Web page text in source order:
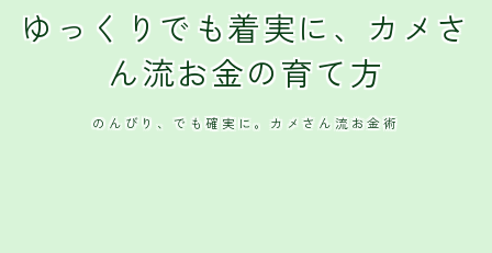
ゆっくりでも着実に、カメさ
ん流お金の育て方
のんびり、でも確実に。カメさん流お金術